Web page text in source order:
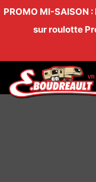
PROMO MI-SAISON
sur roulotte